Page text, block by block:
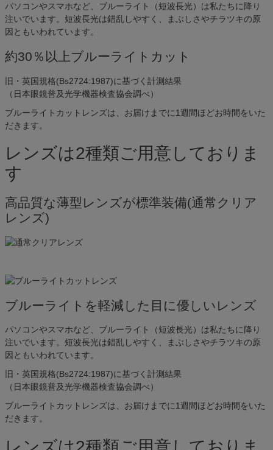
パソコンやスマホなど、ブルーライト（短波長光）は私たちに降り
注いでいます。短波長光は錯乱しやすく、まぶしさやチラツキの原
因ともいわれています。
約30％以上ブルーライトカット
旧・英国規格(Bs2724:1987)に基づく計測結果
（日本眼鏡普及光学機器検査協会調べ）
ブルーライトカットレンズは、お届けまでに1週間ほどお時間をいた
だきます。
レンズは2種類ご用意しておりま
す
高品質な薄型レンズが標準装備(通常クリア
レンズ)
ブルーライトを軽減した目に優しいレンズ
パソコンやスマホなど、ブルーライト（短波長光）は私たちに降り
注いでいます。短波長光は錯乱しやすく、まぶしさやチラツキの原
因ともいわれています。
旧・英国規格(Bs2724:1987)に基づく計測結果
（日本眼鏡普及光学機器検査協会調べ）
ブルーライトカットレンズは、お届けまでに1週間ほどお時間をいた
だきます。